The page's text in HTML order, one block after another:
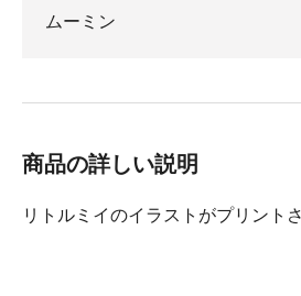
ムーミン
商品の詳しい説明
リトルミイのイラストがプリント